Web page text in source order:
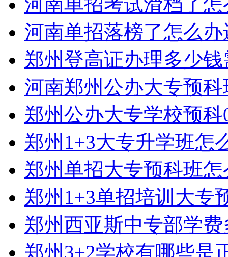
河南单招落榜了怎么
郑州登高证办理多少
河南郑州公办大专预
郑州公办大专学校预
郑州1+3大专升学班怎
郑州单招大专预科班
郑州1+3单招培训大专
郑州西亚斯中专部学
郑州3+2学校有哪些是